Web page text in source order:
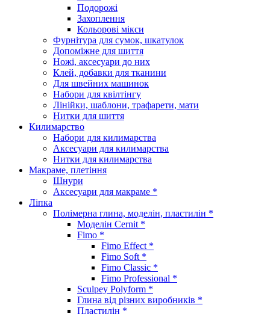
Подорожі
Захоплення
Кольорові мікси
Фурнітура для сумок, шкатулок
Допоміжне для шиття
Ножі, аксесуари до них
Клей, добавки для тканини
Для швейних машинок
Набори для квілтінгу
Лінійки, шаблони, трафарети, мати
Нитки для шиття
Килимарство
Набори для килимарства
Аксесуари для килимарства
Нитки для килимарства
Макраме, плетіння
Шнури
Аксесуари для макраме *
Ліпка
Полімерна глина, моделін, пластилін *
Моделін Cernit *
Fimo *
Fimo Effect *
Fimo Soft *
Fimo Classic *
Fimo Professional *
Sculpey Polyform *
Глина від різних виробників *
Пластилін *